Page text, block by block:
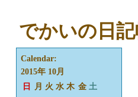
でかいの日
Calendar:
2015年 10月
日
月 火 水 木 金 土